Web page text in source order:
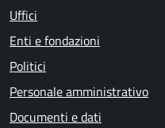
Uffici
Enti e fondazioni
Politici
Personale amministrativo
Documenti e dati